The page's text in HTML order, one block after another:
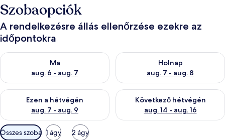
Szobaopciók
A rendelkezésre állás ellenőrzése ezekre az
időpontokra
Ma
aug. 6 - aug. 7
A ma esti rendelkezésre állás ellenőrzése: aug. 6 - aug. 7
Holnap
aug. 7 - aug. 8
A holnapi rendelkezésre állás
Ezen a hétvégén
aug. 7 - aug. 9
A mostani hétvégi rendelkezésre állás ellenőrzése: aug. 7 -
Következő hétvégén
aug. 14 - aug. 16
A következő hétvégi
Szobákhoz
Összes szoba 1 ágy 2 ágy